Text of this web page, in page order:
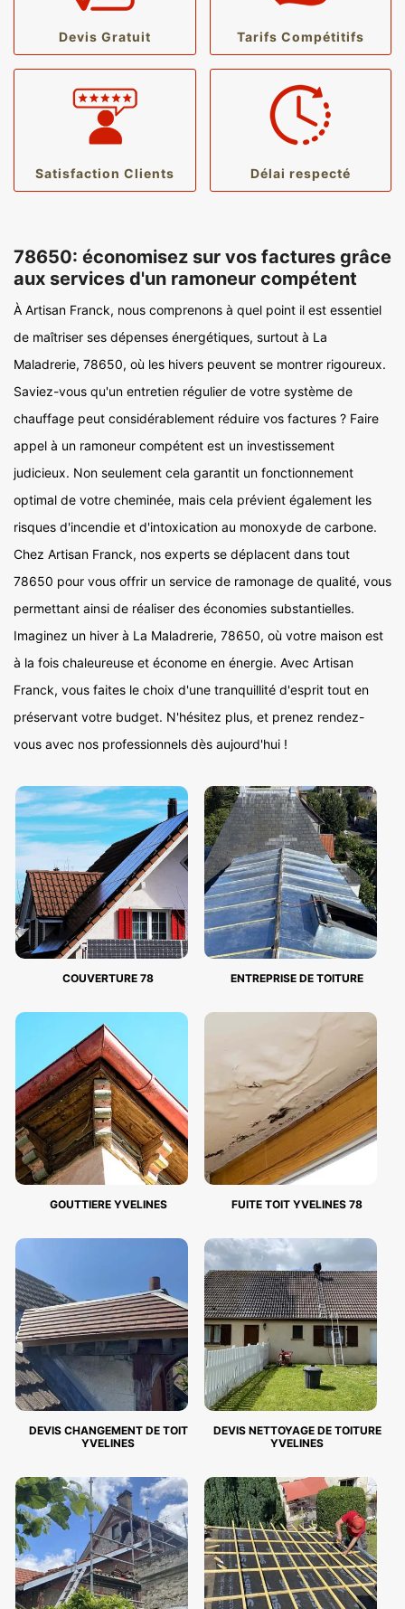
Devis Gratuit Tarifs Compétitifs
Satisfaction Clients Délai respecté
78650: économisez sur vos factures grâce
aux services d'un ramoneur compétent
À Artisan Franck, nous comprenons à quel point il est essentiel
de maîtriser ses dépenses énergétiques, surtout à La
Maladrerie, 78650, où les hivers peuvent se montrer rigoureux.
Saviez-vous qu'un entretien régulier de votre système de
chauffage peut considérablement réduire vos factures ? Faire
appel à un ramoneur compétent est un investissement
judicieux. Non seulement cela garantit un fonctionnement
optimal de votre cheminée, mais cela prévient également les
risques d'incendie et d'intoxication au monoxyde de carbone.
Chez Artisan Franck, nos experts se déplacent dans tout
78650 pour vous offrir un service de ramonage de qualité, vous
permettant ainsi de réaliser des économies substantielles.
Imaginez un hiver à La Maladrerie, 78650, où votre maison est
à la fois chaleureuse et économe en énergie. Avec Artisan
Franck, vous faites le choix d'une tranquillité d'esprit tout en
préservant votre budget. N'hésitez plus, et prenez rendez-
vous avec nos professionnels dès aujourd'hui !
COUVERTURE 78 ENTREPRISE DE TOITURE
GOUTTIERE YVELINES FUITE TOIT YVELINES 78
DEVIS CHANGEMENT DE TOIT
YVELINES
DEVIS NETTOYAGE DE TOITURE
YVELINES